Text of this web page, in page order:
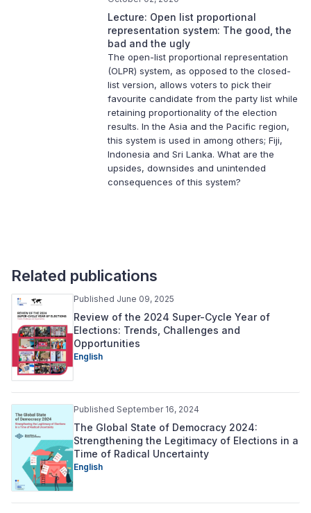
Lecture: Open list proportional
representation system: The good, the
bad and the ugly
The open-list proportional representation
(OLPR) system, as opposed to the closed-
list version, allows voters to pick their
favourite candidate from the party list while
retaining proportionality of the election
results. In the Asia and the Pacific region,
this system is used in among others; Fiji,
Indonesia and Sri Lanka. What are the
upsides, downsides and unintended
consequences of this system?
Related publications
Published June 09, 2025
Review of the 2024 Super-Cycle Year of
Elections: Trends, Challenges and
Opportunities
English
Published September 16, 2024
The Global State of Democracy 2024:
Strengthening the Legitimacy of Elections in a
Time of Radical Uncertainty
English